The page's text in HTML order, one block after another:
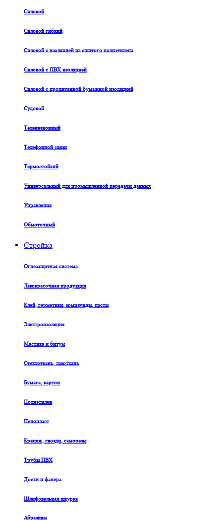
Силовой
Силовой гибкий
Силовой с изоляцией из сшитого полиэтилена
Силовой с ПВХ изоляцией
Силовой с пропитанной бумажной изоляцией
Судовой
Телевизионный
Телефонной связи
Термостойкий
Универсальный для промышленной передачи данных
Управления
Обмоточный
Стройка
Огнезащитная система
Лакокрасочная продукция
Клей, герметики, компаунды, пасты
Электроизоляция
Мастика и битум
Стеклоткань, лакоткань
Бумага, картон
Полиэтилен
Пенопласт
Крепеж, гвозди, саморезы
Трубы ПВХ
Доски и фанера
Шлифовальная шкурка
Абразивы